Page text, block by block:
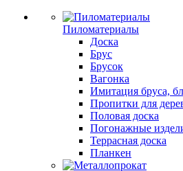
Пиломатериалы
Доска
Брус
Брусок
Вагонка
Имитация бруса,
Пропитки для
Половая доска
Погонажные
Террасная доска
Планкен